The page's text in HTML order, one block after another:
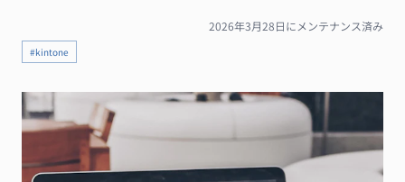
#kintone
2026年3月28日にメンテナンス済み